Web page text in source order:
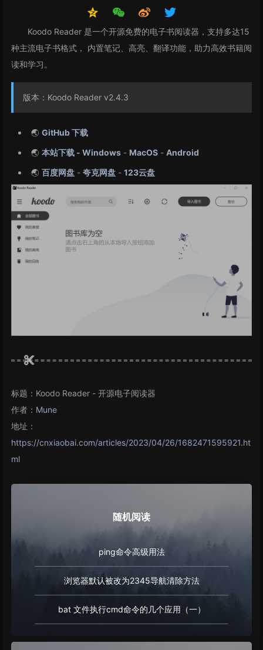
Koodo Reader 是一个开源免费的电子书阅读器，支持多达15
种主流电子书格式， 内置笔记、高亮、翻译功能，助力高效书籍阅
读和学习。
版本：Koodo Reader v2.4.3
🌏 GitHub 下载
🌏 本站下载 - Windows - MacOS - Android
🌏 百度网盘 - 夸克网盘 - 123云盘
标题：Koodo Reader - 开源电子阅读器
作者： Mune
地址：
https://cnxiaobai.com/articles/2023/04/26/1682471595921.ht
ml
随机阅读
ping命令高级用法
浏览器默认被改为2345导航清除方法
bat 文件执行cmd命令的几个应用（一）